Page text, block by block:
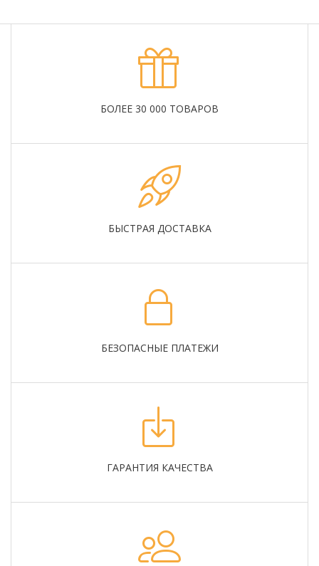
БОЛЕЕ 30 000 ТОВАРОВ
БЫСТРАЯ ДОСТАВКА
БЕЗОПАСНЫЕ ПЛАТЕЖИ
ГАРАНТИЯ КАЧЕСТВА